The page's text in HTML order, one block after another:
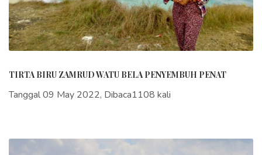
TIRTA BIRU ZAMRUD WATU BELA PENYEMBUH PENAT
Tanggal 09 May 2022, Dibaca1108 kali